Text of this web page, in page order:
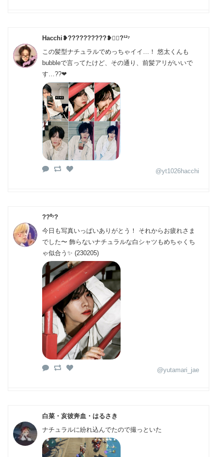
Hacchi❥??????????❥유⃝?¹²⁷
この髪型ナチュラルでめっちゃイイ…！ 悠太くんも
bubbleで言ってたけど、その通り、前髪アリがいいで
す…??❤
@yt1026hacchi
??⁰⁷?
今日も写真いっぱいありがとう！ それからお疲れさま
でした〜 飾らないナチュラルな白シャツもめちゃくち
ゃ似合う✨ (230205)
@yutamari_jae
白菜・亥彼奔血・はるさき
ナチュラルに紛れ込んでたので撮っといた